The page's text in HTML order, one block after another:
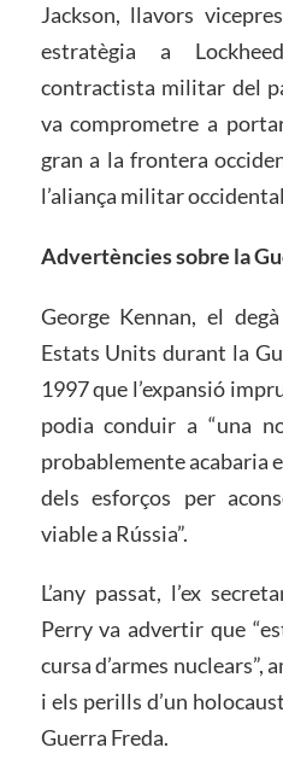
Jackson, llavors
estratègia a
contractista militar del
va comprometre a
gran a la frontera
l’aliança militar
Advertències sobre la
George Kennan, el
Estats Units durant la
1997 que l’expansió
podia conduir a “una
probablemente acabaria
dels esforços per
viable a Rússia”.
L’any passat, l’ex
Perry va advertir que
cursa d’armes nuclears”,
i els perills d’un
Guerra Freda.